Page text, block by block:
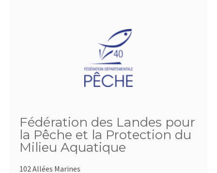
Fédération des Landes pour
la Pêche et la Protection du
Milieu Aquatique
102 Allées Marines